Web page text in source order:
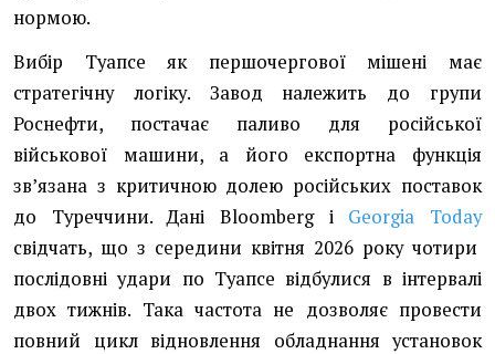
нормою.
Вибір Туапсе як першочергової мішені має
стратегічну логіку. Завод належить до групи
Роснефти, постачає паливо для російської
військової машини, а його експортна функція
звʼязана з критичною долею російських поставок
до Туреччини. Дані Bloomberg і Georgia Today
свідчать, що з середини квітня 2026 року чотири
послідовні удари по Туапсе відбулися в інтервалі
двох тижнів. Така частота не дозволяє провести
повний цикл відновлення обладнання установок